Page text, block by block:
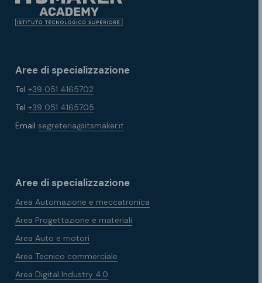
Aree di specializzazione
Tel+39 051 4165702
Tel+39 051 4165705
Emailsegreteria@itsmaker.it
Aree di specializzazione
Area Automazione e meccatronica
Area Progettazione e materiali
Area Auto e motori
Area Tecnico commerciale
Area Digital Industry 4.0